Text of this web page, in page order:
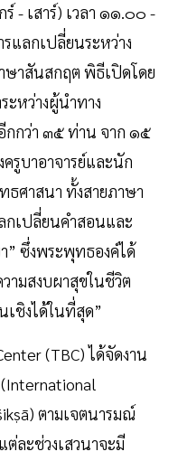
- เสาร์) เวลา ๑๑.๐๐ -
แลกเปลี่ยนระหว่าง
าสันสกฤต พิธีเปิดโดย
ะหว่างผู้นำทาง
กว่า ๓๕ ท่าน จาก ๑๕
รูบาอาจารย์และนัก
ศาสนา ทั้งสายภาษา
กเปลี่ยนคำสอนและ
” ซึ่งพระพุทธองค์ได้
ามสงบผาสุขในชีวิต
ชิงได้ในที่สุด”
(TBC) ได้จัดงาน
(International
ตามเจตนารมณ์
ต่ละช่วงเสวนาจะมี